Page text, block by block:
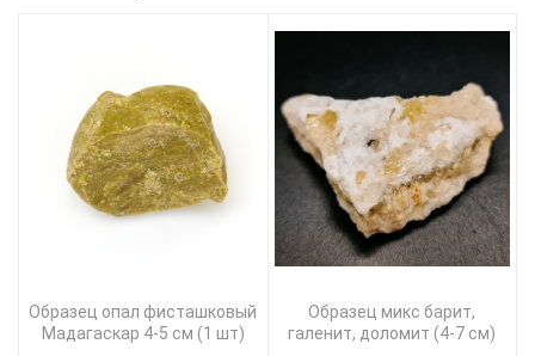
Образец опал фисташковый
Мадагаскар 4-5 см (1 шт)
Образец микс барит,
галенит, доломит (4-7 см)